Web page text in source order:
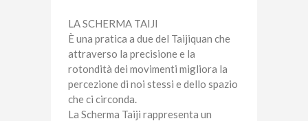
LA SCHERMA TAIJI
È una pratica a due del Taijiquan che
attraverso la precisione e la
rotondità dei movimenti migliora la
percezione di noi stessi e dello spazio
che ci circonda.
La Scherma Taiji rappresenta un